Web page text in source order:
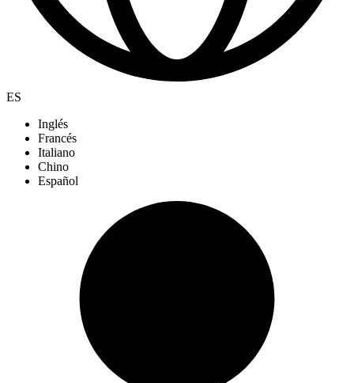
ES
Inglés
Francés
Italiano
Chino
Español